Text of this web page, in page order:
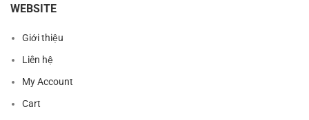
WEBSITE
Giới thiệu
Liên hệ
My Account
Cart